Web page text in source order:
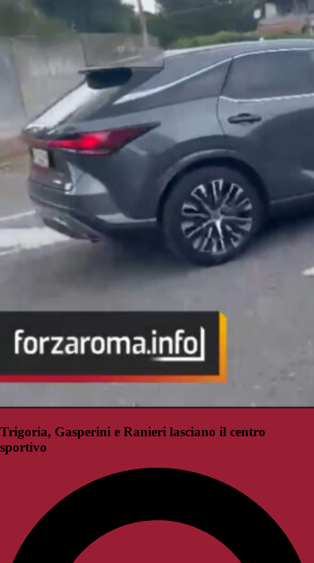
Trigoria, Gasperini e Ranieri lasciano il centro
sportivo